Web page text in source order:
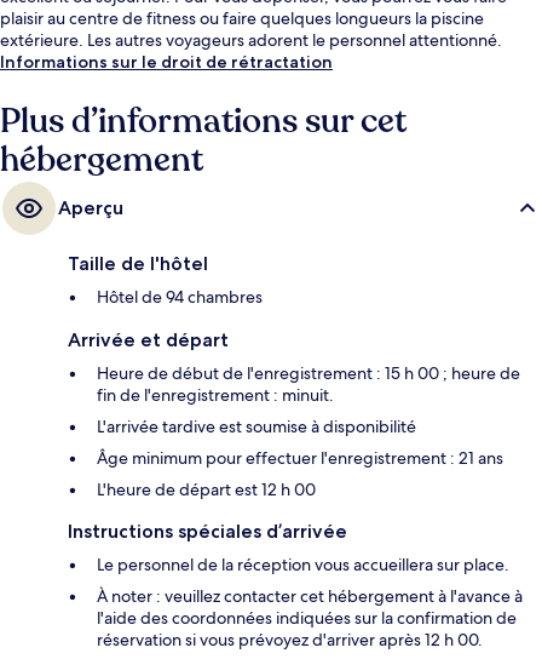
plaisir au centre de fitness ou faire quelques longueurs la piscine
extérieure. Les autres voyageurs adorent le personnel attentionné.
Informations sur le droit de rétractation
Plus d’informations sur cet
hébergement
Aperçu
Taille de l'hôtel
Hôtel de 94 chambres
Arrivée et départ
Heure de début de l'enregistrement : 15 h 00 ; heure de
fin de l'enregistrement : minuit.
L'arrivée tardive est soumise à disponibilité
Âge minimum pour effectuer l'enregistrement : 21 ans
L'heure de départ est 12 h 00
Instructions spéciales d’arrivée
Le personnel de la réception vous accueillera sur place.
À noter : veuillez contacter cet hébergement à l'avance à
l'aide des coordonnées indiquées sur la confirmation de
réservation si vous prévoyez d'arriver après 12 h 00.